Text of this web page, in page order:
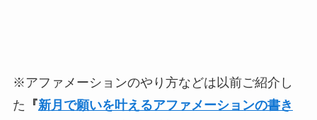
※アファメーションのやり方などは以前ご紹介し
た 『新月で願いを叶えるアファメーションの書き